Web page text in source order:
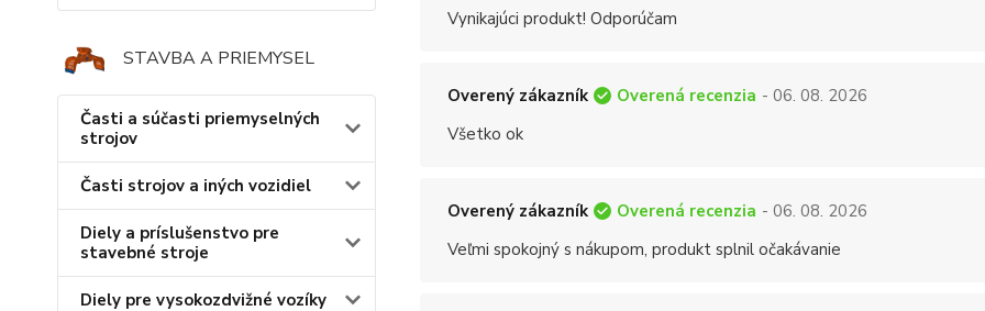
STAVBA A PRIEMYSEL
Časti a súčasti priemyselných
strojov
Časti strojov a iných vozidiel
Diely a príslušenstvo pre
stavebné stroje
Diely pre vysokozdvižné vozíky
Vynikajúci produkt! Odporúčam
Overený zákazník Overená recenzia - 06. 08. 2026
Všetko ok
Overený zákazník Overená recenzia - 06. 08. 2026
Veľmi spokojný s nákupom, produkt splnil očakávanie